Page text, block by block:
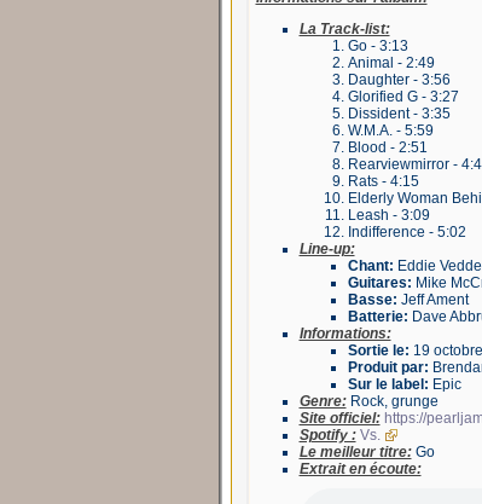
La Track-list:
Go - 3:13
Animal - 2:49
Daughter - 3:56
Glorified G - 3:27
Dissident - 3:35
W.M.A. - 5:59
Blood - 2:51
Rearviewmirror -
Rats - 4:15
Elderly Woman
Leash - 3:09
Indifference - 5:02
Line-up:
Chant: Eddie
Guitares: Mike
Basse: Jeff Ament
Batterie: Dave
Informations:
Sortie le: 19
Produit par:
Sur le label: Epic
Genre:Rock, grunge
Site officiel: https://
Spotify : Vs.
Le meilleur titre:Go
Extrait en écoute: